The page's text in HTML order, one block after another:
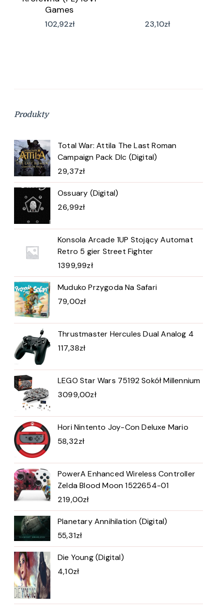
Games
102,92zł 23,10zł
Produkty
Total War: Attila The Last Roman
Campaign Pack Dlc (Digital)
29,37zł
Ossuary (Digital)
26,99zł
Konsola Arcade 1UP Stojący Automat
Retro 5 gier Street Fighter
1399,99zł
Muduko Przygoda Na Safari
79,00zł
Thrustmaster Hercules Dual Analog 4
117,38zł
LEGO Star Wars 75192 Sokół Millennium
3099,00zł
Hori Nintento Joy-Con Deluxe Mario
58,32zł
PowerA Enhanced Wireless Controller
Zelda Blood Moon 1522654-01
219,00zł
Planetary Annihilation (Digital)
55,31zł
Die Young (Digital)
4,10zł